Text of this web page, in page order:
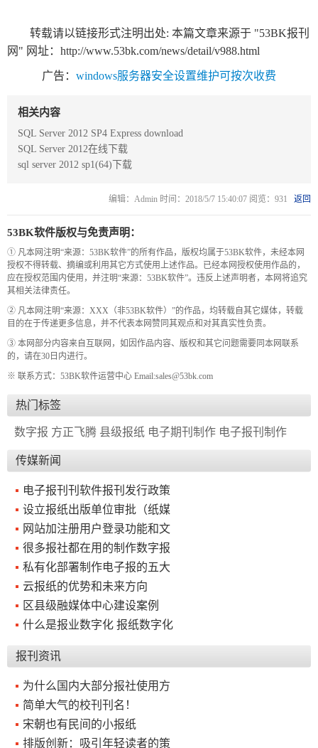
转载请以链接形式注明出处: 本篇文章来源于 "53BK报刊
网" 网址： http://www.53bk.com/news/detail/v988.html
广告： windows服务器安全设置维护可按次收费
相关内容
SQL Server 2012 SP4 Express download
SQL Server 2012在线下载
sql server 2012 sp1(64)下载
编辑：Admin 时间：2018/5/7 15:40:07 阅览：931 返回
53BK软件版权与免责声明：
① 凡本网注明“来源：53BK软件”的所有作品，版权均属于53BK软件，未经本网
授权不得转载、摘编或利用其它方式使用上述作品。已经本网授权使用作品的，
应在授权范围内使用，并注明“来源：53BK软件”。违反上述声明者，本网将追究
其相关法律责任。
② 凡本网注明“来源：XXX（非53BK软件）”的作品，均转载自其它媒体，转载
目的在于传递更多信息，并不代表本网赞同其观点和对其真实性负责。
③ 本网部分内容来自互联网，如因作品内容、版权和其它问题需要同本网联系
的，请在30日内进行。
※ 联系方式：53BK软件运营中心 Email:sales@53bk.com
热门标签
数字报 方正飞腾 县级报纸 电子期刊制作 电子报刊制作
传媒新闻
电子报刊刊软件报刊发行政策
设立报纸出版单位审批（纸媒
网站加注册用户登录功能和文
很多报社都在用的制作数字报
私有化部署制作电子报的五大
云报纸的优势和未来方向
区县级融媒体中心建设案例
什么是报业数字化 报纸数字化
报刊资讯
为什么国内大部分报社使用方
简单大气的校刊刊名！
宋朝也有民间的小报纸
排版创新：吸引年轻读者的策